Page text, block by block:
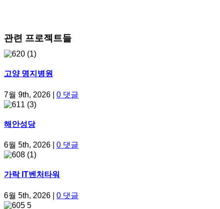
관련 프로젝트들
고양 명지병원
7월 9th, 2026 0 댓글
해안성당
6월 5th, 2026 0 댓글
가락 IT벤처타워
6월 5th, 2026 0 댓글